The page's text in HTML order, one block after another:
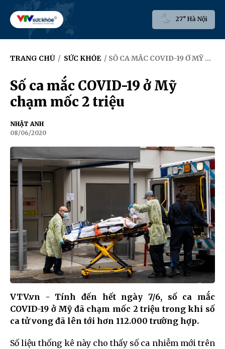
27° Hà Nội
TRANG CHỦ / SỨC KHỎE / SỐ CA MẮC COVID-19 Ở MỸ CHẠM MỐC 2 TRIỆU
Số ca mắc COVID-19 ở Mỹ
chạm mốc 2 triệu
NHẬT ANH
08/06/2020
VTV.vn - Tính đến hết ngày 7/6, số ca mắc
COVID-19 ở Mỹ đã chạm mốc 2 triệu trong khi số
ca tử vong đã lên tới hơn 112.000 trường hợp.
Số liệu thống kê này cho thấy số ca nhiễm mới trên